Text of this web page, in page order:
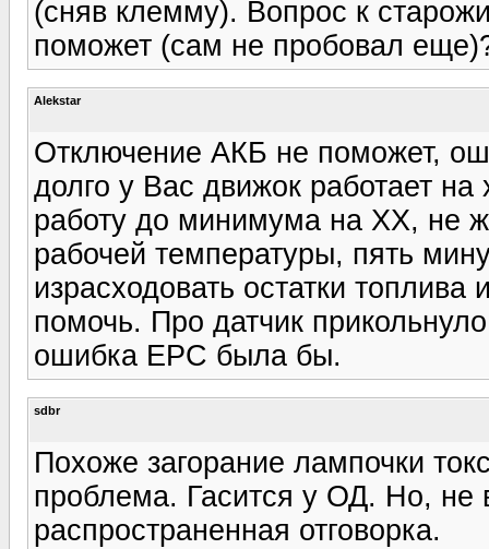
(сняв клемму). Вопрос к
поможет (сам не пробовал
Alekstar
Отключение АКБ не поможет,
долго у Вас движок работает
работу до минимума на ХХ, не
рабочей температуры, пять
израсходовать остатки
помочь. Про датчик
ошибка ЕРС была бы.
sdbr
Похоже загорание лампочки
проблема. Гасится у ОД. Но, не
распространенная отговорка.